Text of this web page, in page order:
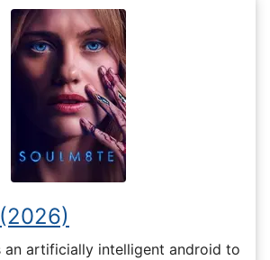
an artificially intelligent android to